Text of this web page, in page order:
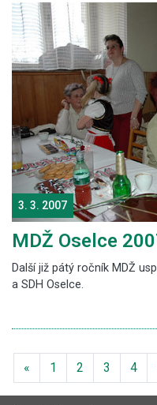
3. 3. 2007
MDŽ Oselce
Další již pátý ročník MDŽ
a SDH Oselce.
« Previous
1 2 3 4